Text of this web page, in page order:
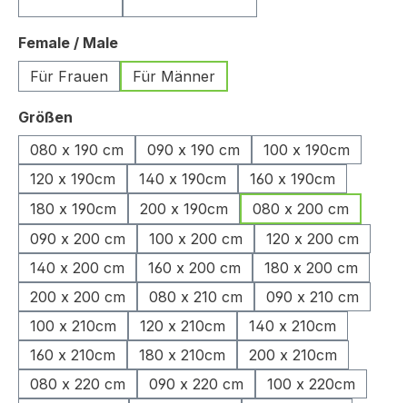
Female / Maleauswählen
Für Frauen
Für Männer
Größen
080 x 190 cm
090 x 190 cm
100 x 190cm
120 x 190cm
140 x 190cm
160 x 190cm
180 x 190cm
200 x 190cm
080 x 200 cm
090 x 200 cm
100 x 200 cm
120 x 200 cm
140 x 200 cm
160 x 200 cm
180 x 200 cm
200 x 200 cm
080 x 210 cm
090 x 210 cm
100 x 210cm
120 x 210cm
140 x 210cm
160 x 210cm
180 x 210cm
200 x 210cm
080 x 220 cm
090 x 220 cm
100 x 220cm